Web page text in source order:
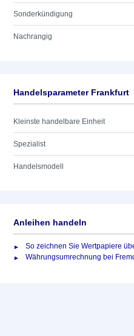
Sonderkündigung
Nachrangig
Handelsparameter Frankfurt
Kleinste handelbare Einheit
Spezialist
Handelsmodell
Anleihen handeln
So zeichnen Sie Wertpapiere
Währungsumrechnung bei